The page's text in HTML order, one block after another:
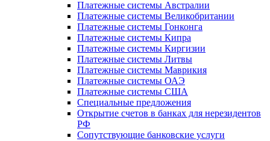
Платежные системы Австралии
Платежные системы Великобритании
Платежные системы Гонконга
Платежные системы Кипра
Платежные системы Киргизии
Платежные системы Литвы
Платежные системы Маврикия
Платежные системы ОАЭ
Платежные системы США
Специальные предложения
Открытие счетов в банках для нерезидентов
РФ
Сопутствующие банковские услуги